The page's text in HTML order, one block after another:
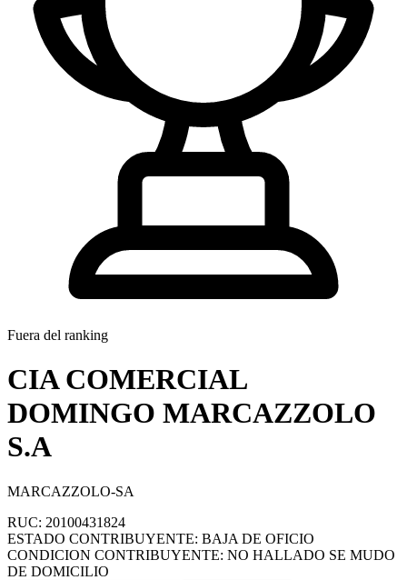
Fuera del ranking
CIA COMERCIAL
DOMINGO MARCAZZOLO
S.A
MARCAZZOLO-SA
RUC: 20100431824
ESTADO CONTRIBUYENTE: BAJA DE OFICIO
CONDICION CONTRIBUYENTE: NO HALLADO SE MUDO
DE DOMICILIO